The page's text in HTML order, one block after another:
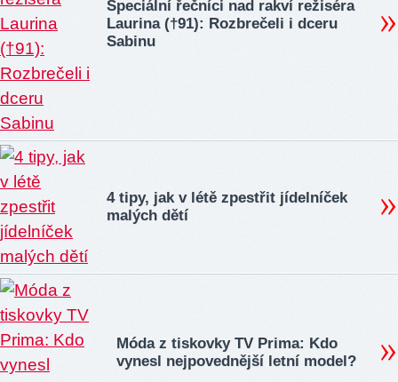
Speciální řečníci nad rakví režiséra
Laurina (†91): Rozbrečeli i dceru
Sabinu
4 tipy, jak v létě zpestřit jídelníček
malých dětí
Móda z tiskovky TV Prima: Kdo
vynesl nejpovednější letní model?